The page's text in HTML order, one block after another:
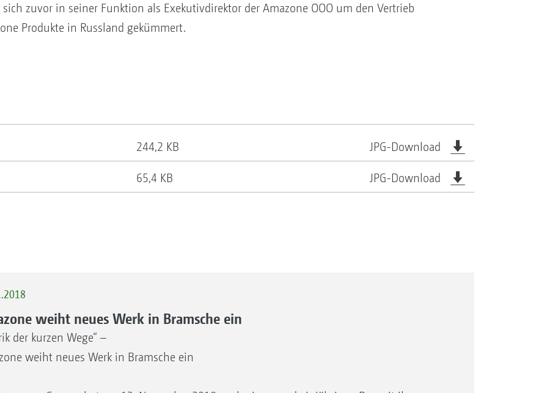
zuvor in seiner Funktion als Exekutivdirektor der Amazone OOO um den Vertrieb
Produkte in Russland gekümmert.
244,2 KB JPG-Download
65,4 KB JPG-Download
weiht neues Werk in Bramsche ein
der kurzen Wege“ –
weiht neues Werk in Bramsche ein